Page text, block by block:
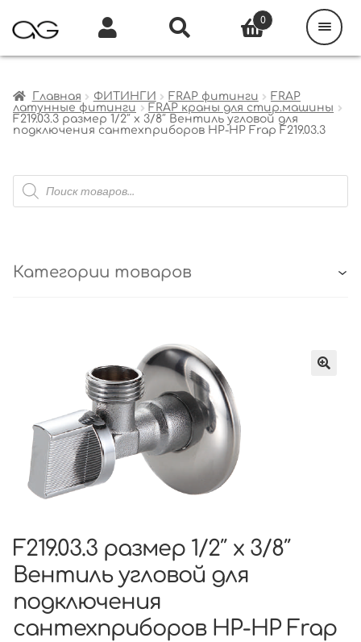
Главная ФИТИНГИ FRAP фитинги
FRAP
латунные фитинги
FRAP краны для стир.машины
F219.03.3 размер 1/2″ x 3/8″ Вентиль угловой для
подключения сантехприборов НР-НР Frap F219.03.3
Поиск
товаров
Категории товаров
F219.03.3 размер 1/2″ x 3/8″
Вентиль угловой для
подключения
сантехприборов НР-НР Frap
0